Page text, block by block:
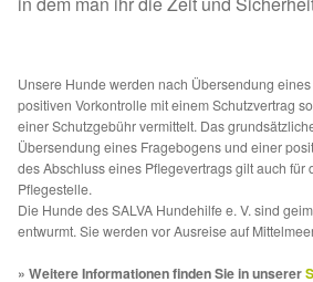
Tierschutz
Auslandstierschutz
Schutzgebühr
Unsere Hunde werden nach Übersendung
positiven Vorkontrolle mit einem Schutzvertrag
einer Schutzgebühr vermittelt. Das
Übersendung eines Fragebogens und einer
des Abschluss eines Pflegevertrags gilt auch für
Pflegestelle.
Die Hunde des SALVA Hundehilfe e. V. sind
entwurmt. Sie werden vor Ausreise auf
» Weitere Informationen finden Sie in unserer